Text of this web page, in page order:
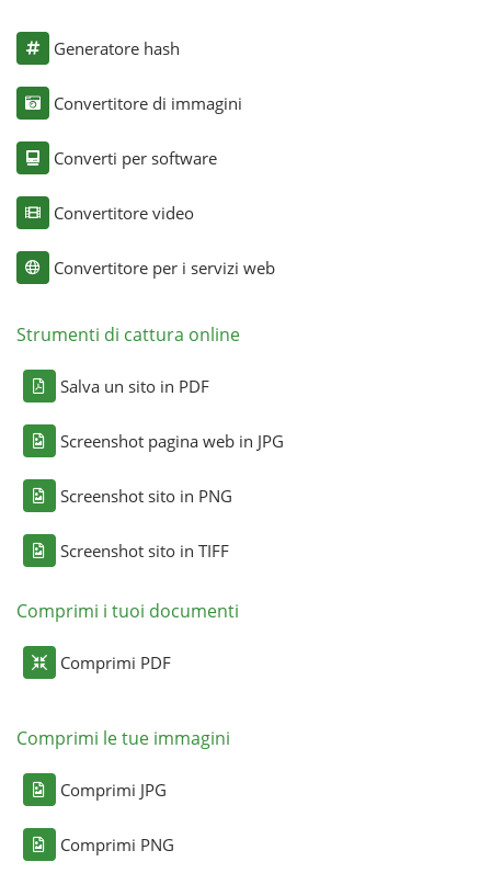
Generatore hash
Convertitore di immagini
Converti per software
Convertitore video
Convertitore per i servizi web
Strumenti di cattura online
Salva un sito in PDF
Screenshot pagina web in JPG
Screenshot sito in PNG
Screenshot sito in TIFF
Comprimi i tuoi documenti
Comprimi PDF
Comprimi le tue immagini
Comprimi JPG
Comprimi PNG